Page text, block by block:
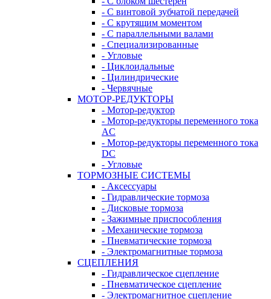
- С винтовой зубчатой передачей
- С крутящим моментом
- С параллельными валами
- Специализированные
- Угловые
- Циклоидальные
- Цилиндрические
- Червячные
МОТОР-РЕДУКТОРЫ
- Мотор-редуктор
- Мотор-редукторы переменного тока
AC
- Мотор-редукторы переменного тока
DC
- Угловые
ТОРМОЗНЫЕ СИСТЕМЫ
- Аксессуары
- Гидравлические тормоза
- Дисковые тормоза
- Зажимные приспособления
- Механические тормоза
- Пневматические тормоза
- Электромагнитные тормоза
СЦЕПЛЕНИЯ
- Гидравлическое сцепление
- Пневматическое сцепление
- Электромагнитное сцепление